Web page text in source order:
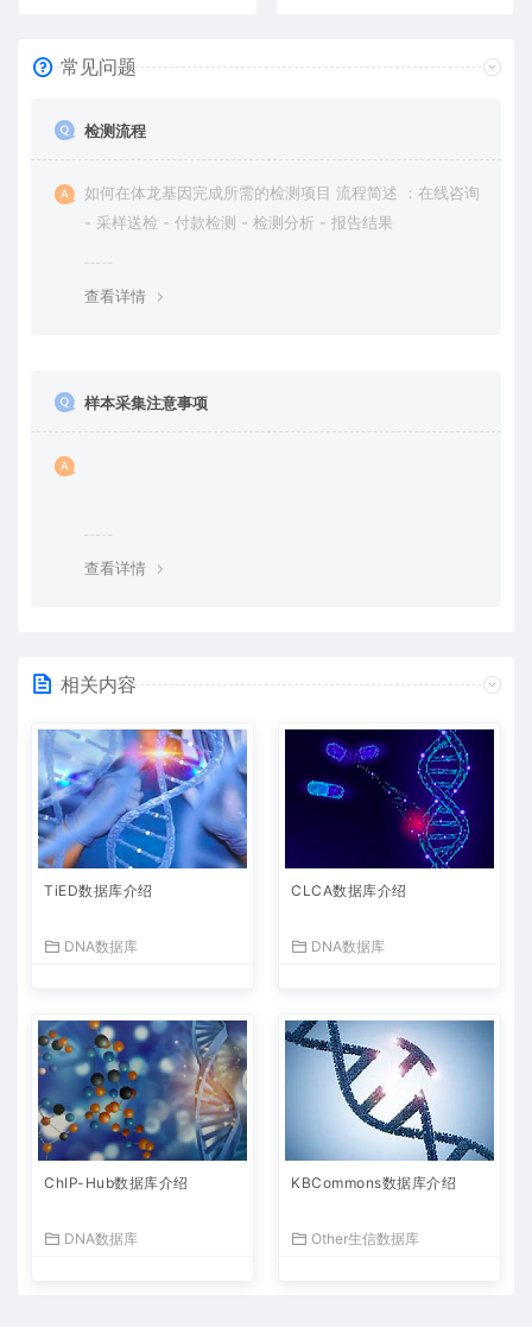
常见问题
检测流程
如何在体龙基因完成所需的检测项目 流程简述 ：在线咨询
- 采样送检 - 付款检测 - 检测分析 - 报告结果
查看详情
样本采集注意事项
查看详情
相关内容
TiED数据库介绍
DNA数据库
CLCA数据库介绍
DNA数据库
ChIP-Hub数据库介绍
DNA数据库
KBCommons数据库介绍
Other生信数据库